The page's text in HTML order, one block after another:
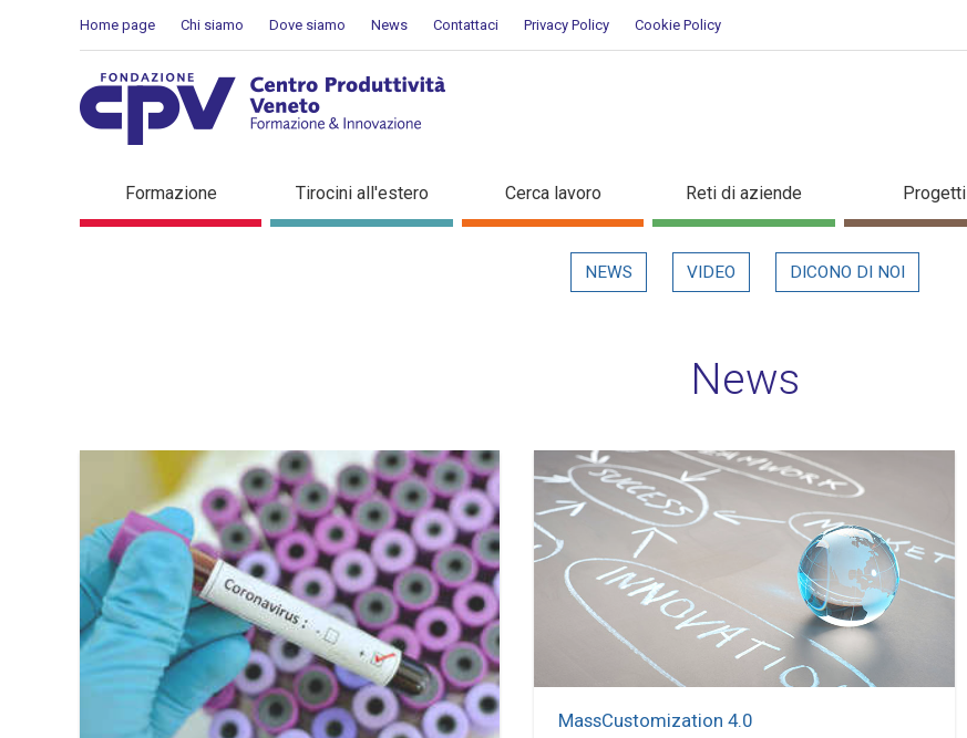
Home page Chi siamo Dove siamo News Contattaci Privacy Policy Cookie Policy
Dettaglio in evidenza
Formazione Tirocini all'estero Cerca lavoro Reti di aziende Progetti
NEWS VIDEO DICONO DI NOI
News
MassCustomization 4.0